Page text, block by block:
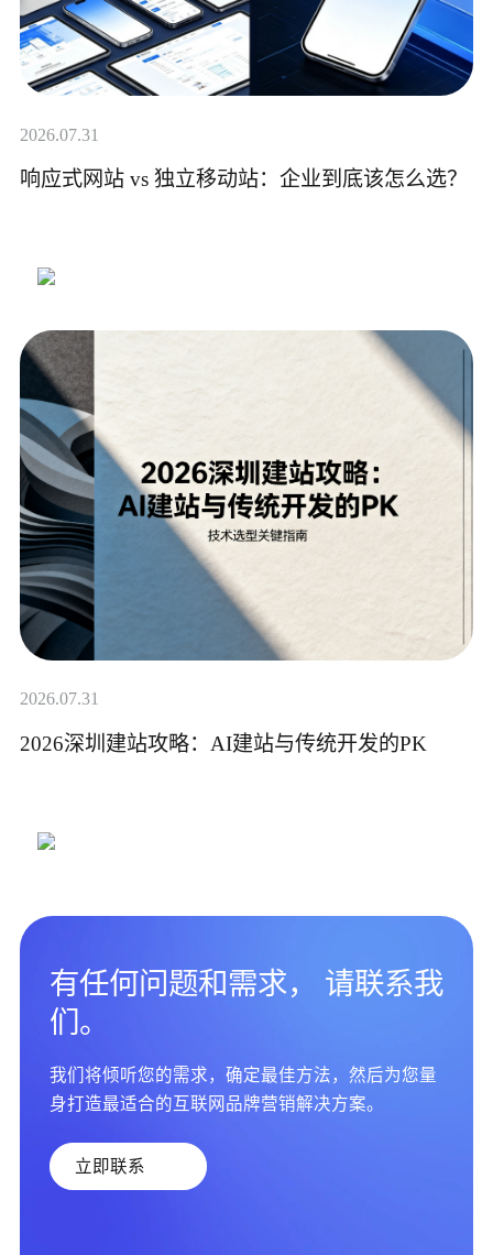
2026.07.31
响应式网站 vs 独立移动站：企业到底该怎么选？
2026.07.31
2026深圳建站攻略：AI建站与传统开发的PK
有任何问题和需求， 请联系我
们。
我们将倾听您的需求，确定最佳方法，然后为您量
身打造最适合的互联网品牌营销解决方案。
立即联系